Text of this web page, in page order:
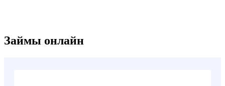
Займы онлайн